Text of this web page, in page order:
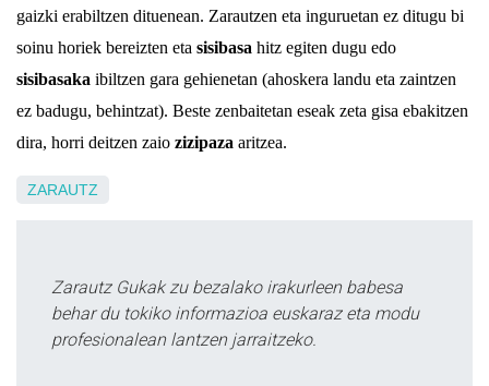
gaizki erabiltzen dituenean. Zarautzen eta inguruetan ez ditugu bi
soinu horiek bereizten eta sisibasa hitz egiten dugu edo
sisibasaka ibiltzen gara gehienetan (ahoskera landu eta zaintzen
ez badugu, behintzat). Beste zenbaitetan eseak zeta gisa ebakitzen
dira, horri deitzen zaio zizipaza aritzea.
ZARAUTZ
Zarautz Gukak zu bezalako irakurleen babesa
behar du tokiko informazioa euskaraz eta modu
profesionalean lantzen jarraitzeko.